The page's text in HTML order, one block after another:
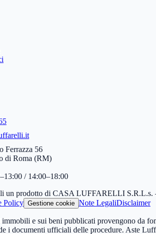
Ferrazza 56
di Roma (RM)
/ 14:00–18:00
un prodotto di CASA LUFFARELLI S.R.L.s.
Policy Gestione cookie Note LegaliDisclaimer
e sui beni pubblicati provengono da
i documenti ufficiali delle procedure. Aste